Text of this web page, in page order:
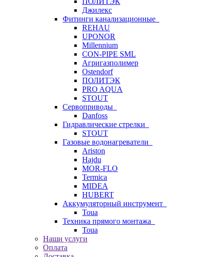
Джилекс
Фитинги канализационные
REHAU
UPONOR
Millennium
CON-PIPE SML
Агригазполимер
Ostendorf
ПОЛИТЭК
PRO AQUA
STOUT
Сервоприводы
Danfoss
Гидравлические стрелки
STOUT
Газовые водонагреватели
Ariston
Hajdu
MOR-FLO
Termica
MIDEA
HUBERT
Аккумуляторный инструмент
Toua
Техника прямого монтажа
Toua
Наши услуги
Оплата